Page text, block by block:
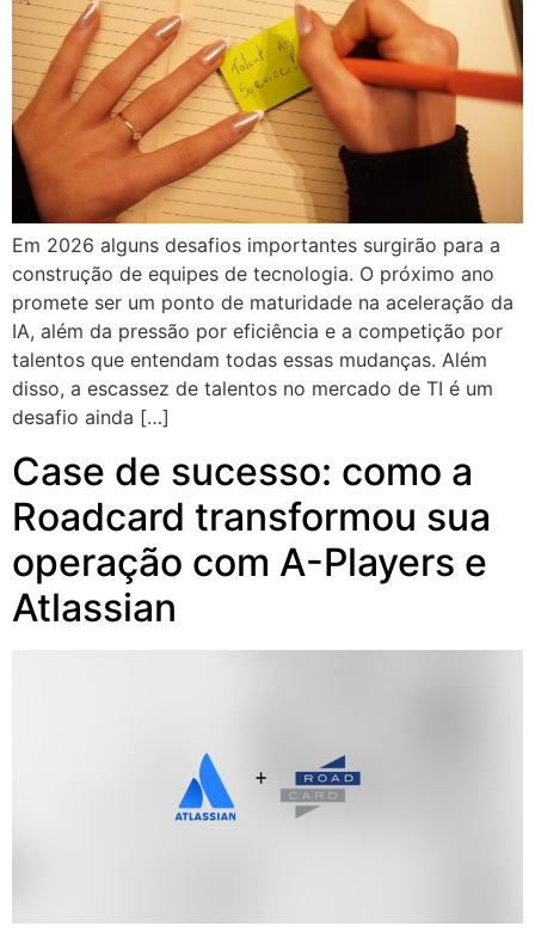
Em 2026 alguns desafios importantes surgirão para a
construção de equipes de tecnologia. O próximo ano
promete ser um ponto de maturidade na aceleração da
IA, além da pressão por eficiência e a competição por
talentos que entendam todas essas mudanças. Além
disso, a escassez de talentos no mercado de TI é um
desafio ainda […]
Case de sucesso: como a
Roadcard transformou sua
operação com A-Players e
Atlassian